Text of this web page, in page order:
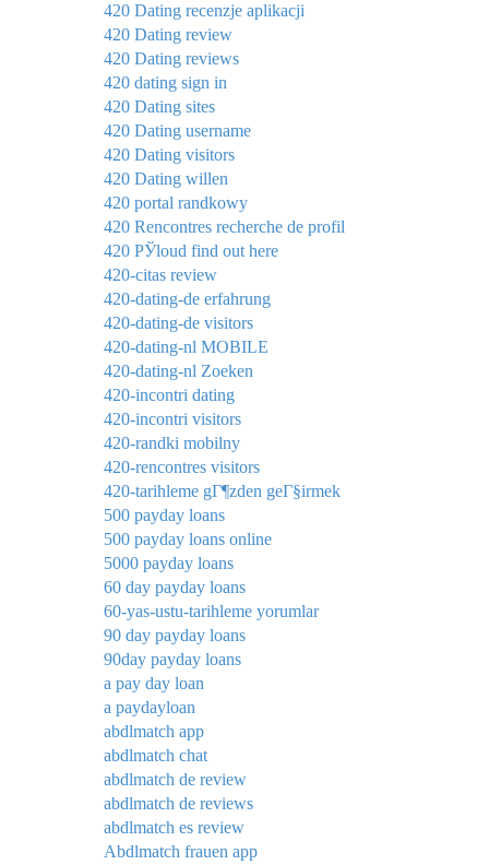
420 Dating recenzje aplikacji
420 Dating review
420 Dating reviews
420 dating sign in
420 Dating sites
420 Dating username
420 Dating visitors
420 Dating willen
420 portal randkowy
420 Rencontres recherche de profil
420 РЎloud find out here
420-citas review
420-dating-de erfahrung
420-dating-de visitors
420-dating-nl MOBILE
420-dating-nl Zoeken
420-incontri dating
420-incontri visitors
420-randki mobilny
420-rencontres visitors
420-tarihleme gГ¶zden geГ§irmek
500 payday loans
500 payday loans online
5000 payday loans
60 day payday loans
60-yas-ustu-tarihleme yorumlar
90 day payday loans
90day payday loans
a pay day loan
a paydayloan
abdlmatch app
abdlmatch chat
abdlmatch de review
abdlmatch de reviews
abdlmatch es review
Abdlmatch frauen app